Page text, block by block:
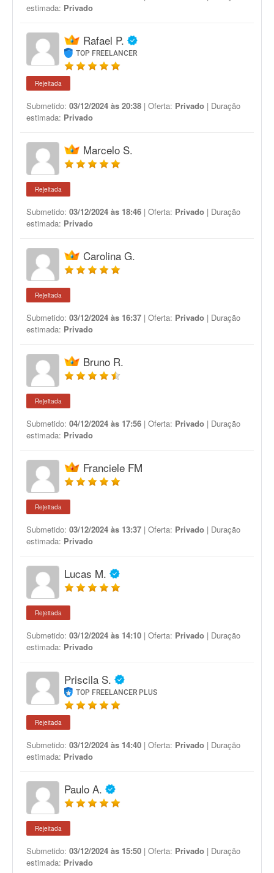
estimada: Privado
Rafael P.
TOP FREELANCER
Rejeitada
Submetido: 03/12/2024 às 20:38 | Oferta: Privado | Duração
estimada: Privado
Marcelo S.
Rejeitada
Submetido: 03/12/2024 às 18:46 | Oferta: Privado | Duração
estimada: Privado
Carolina G.
Rejeitada
Submetido: 03/12/2024 às 16:37 | Oferta: Privado | Duração
estimada: Privado
Bruno R.
Rejeitada
Submetido: 04/12/2024 às 17:56 | Oferta: Privado | Duração
estimada: Privado
Franciele FM
Rejeitada
Submetido: 03/12/2024 às 13:37 | Oferta: Privado | Duração
estimada: Privado
Lucas M.
Rejeitada
Submetido: 03/12/2024 às 14:10 | Oferta: Privado | Duração
estimada: Privado
Priscila S.
TOP FREELANCER PLUS
Rejeitada
Submetido: 03/12/2024 às 14:40 | Oferta: Privado | Duração
estimada: Privado
Paulo A.
Rejeitada
Submetido: 03/12/2024 às 15:50 | Oferta: Privado | Duração
estimada: Privado